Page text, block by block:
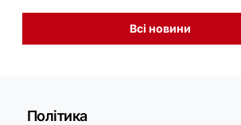
Всі новини
Політика